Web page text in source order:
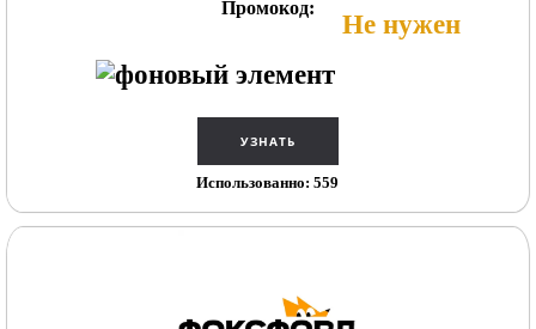
Промокод:
Не нужен
Использованно: 559